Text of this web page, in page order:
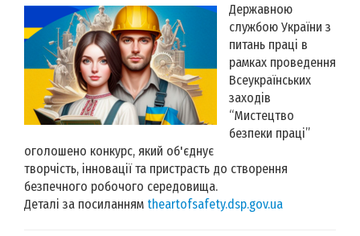
Державною
службою України з
питань праці в
рамках проведення
Всеукраїнських
заходів
“Мистецтво
безпеки праці”
оголошено конкурс, який об'єднує
творчість, інновації та пристрасть до створення
безпечного робочого середовища.
Деталі за посиланням theartofsafety.dsp.gov.ua